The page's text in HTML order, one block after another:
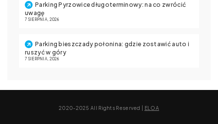
Parking Pyrzowice długoterminowy: na co zwrócić
uwagę
7 SIERPNIA, 2026
Parking bieszczady połonina: gdzie zostawić auto i
ruszyć w góry
7 SIERPNIA, 2026
2020-2025 All Rights Reserved | ELOA